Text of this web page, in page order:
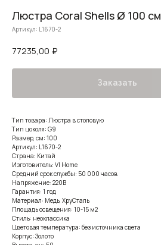
Люстра Coral Shells Ø 100 см
Артикул: L1670-2
77235,00 ₽
Заказать
Тип товара: Люстра в столовую
Тип цоколя: G9
Размер, см: 100
Артикул: L1670-2
Страна: Китай
Изготовитель: VI Home
Средний срок службы: 50 000 часов
Напряжение: 220В
Гарантия: 1 год
Материал: Медь, ХруСталь
Площадь освещения: 10-15 м2
Стиль: неоклассика
Цветовая температура: без источника света
Корпус: Золото